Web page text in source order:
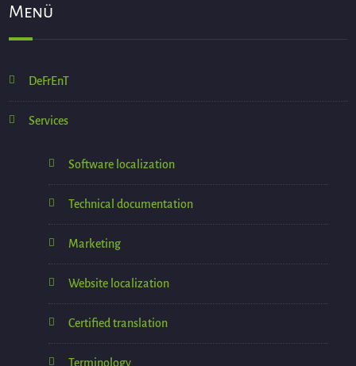
Menü
DeFrEnT
Services
Software localization
Technical documentation
Marketing
Website localization
Certified translation
Terminology